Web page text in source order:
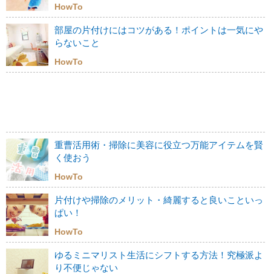
HowTo
部屋の片付けにはコツがある！ポイントは一気にや
らないこと
HowTo
重曹活用術・掃除に美容に役立つ万能アイテムを賢
く使おう
HowTo
片付けや掃除のメリット・綺麗すると良いこといっ
ぱい！
HowTo
ゆるミニマリスト生活にシフトする方法！究極派よ
り不便じゃない